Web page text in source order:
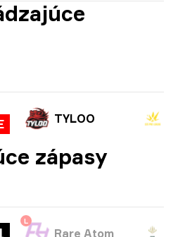
TYLOO
zápasy
L
Rare Atom